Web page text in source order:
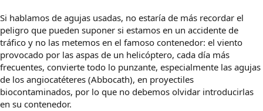
Si hablamos de agujas usadas, no estaría de más recordar el
peligro que pueden suponer si estamos en un accidente de
tráfico y no las metemos en el famoso contenedor: el viento
provocado por las aspas de un helicóptero, cada día más
frecuentes, convierte todo lo punzante, especialmente las agujas
de los angiocatéteres (Abbocath), en proyectiles
biocontaminados, por lo que no debemos olvidar introducirlas
en su contenedor.